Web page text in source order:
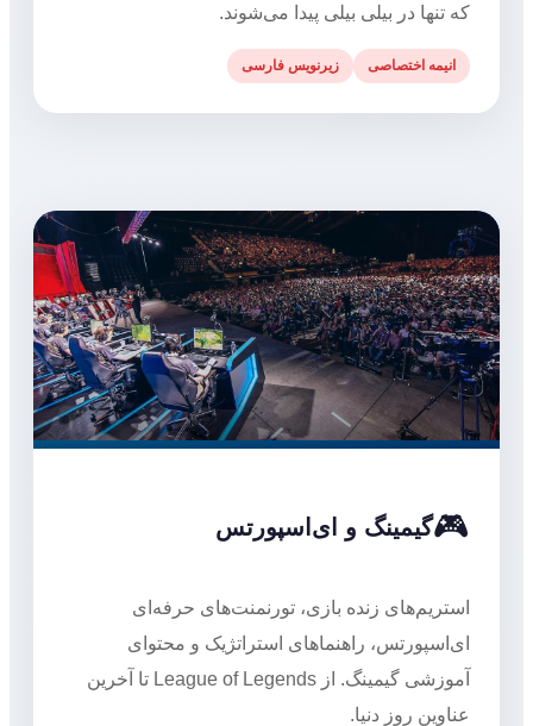
که تنها در بیلی بیلی پیدا می‌شوند.
انیمه اختصاصی زیرنویس فارسی
🎮گیمینگ و ای‌اسپورتس
استریم‌های زنده بازی، تورنمنت‌های حرفه‌ای
ای‌اسپورتس، راهنماهای استراتژیک و محتوای
آموزشی گیمینگ. از League of Legends تا آخرین
عناوین روز دنیا.